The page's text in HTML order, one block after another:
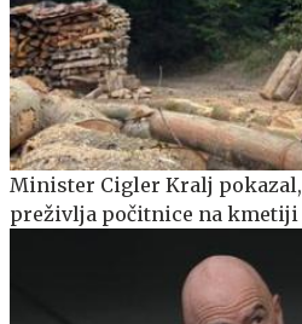
Minister Cigler Kralj
preživlja počitnice na kmetiji